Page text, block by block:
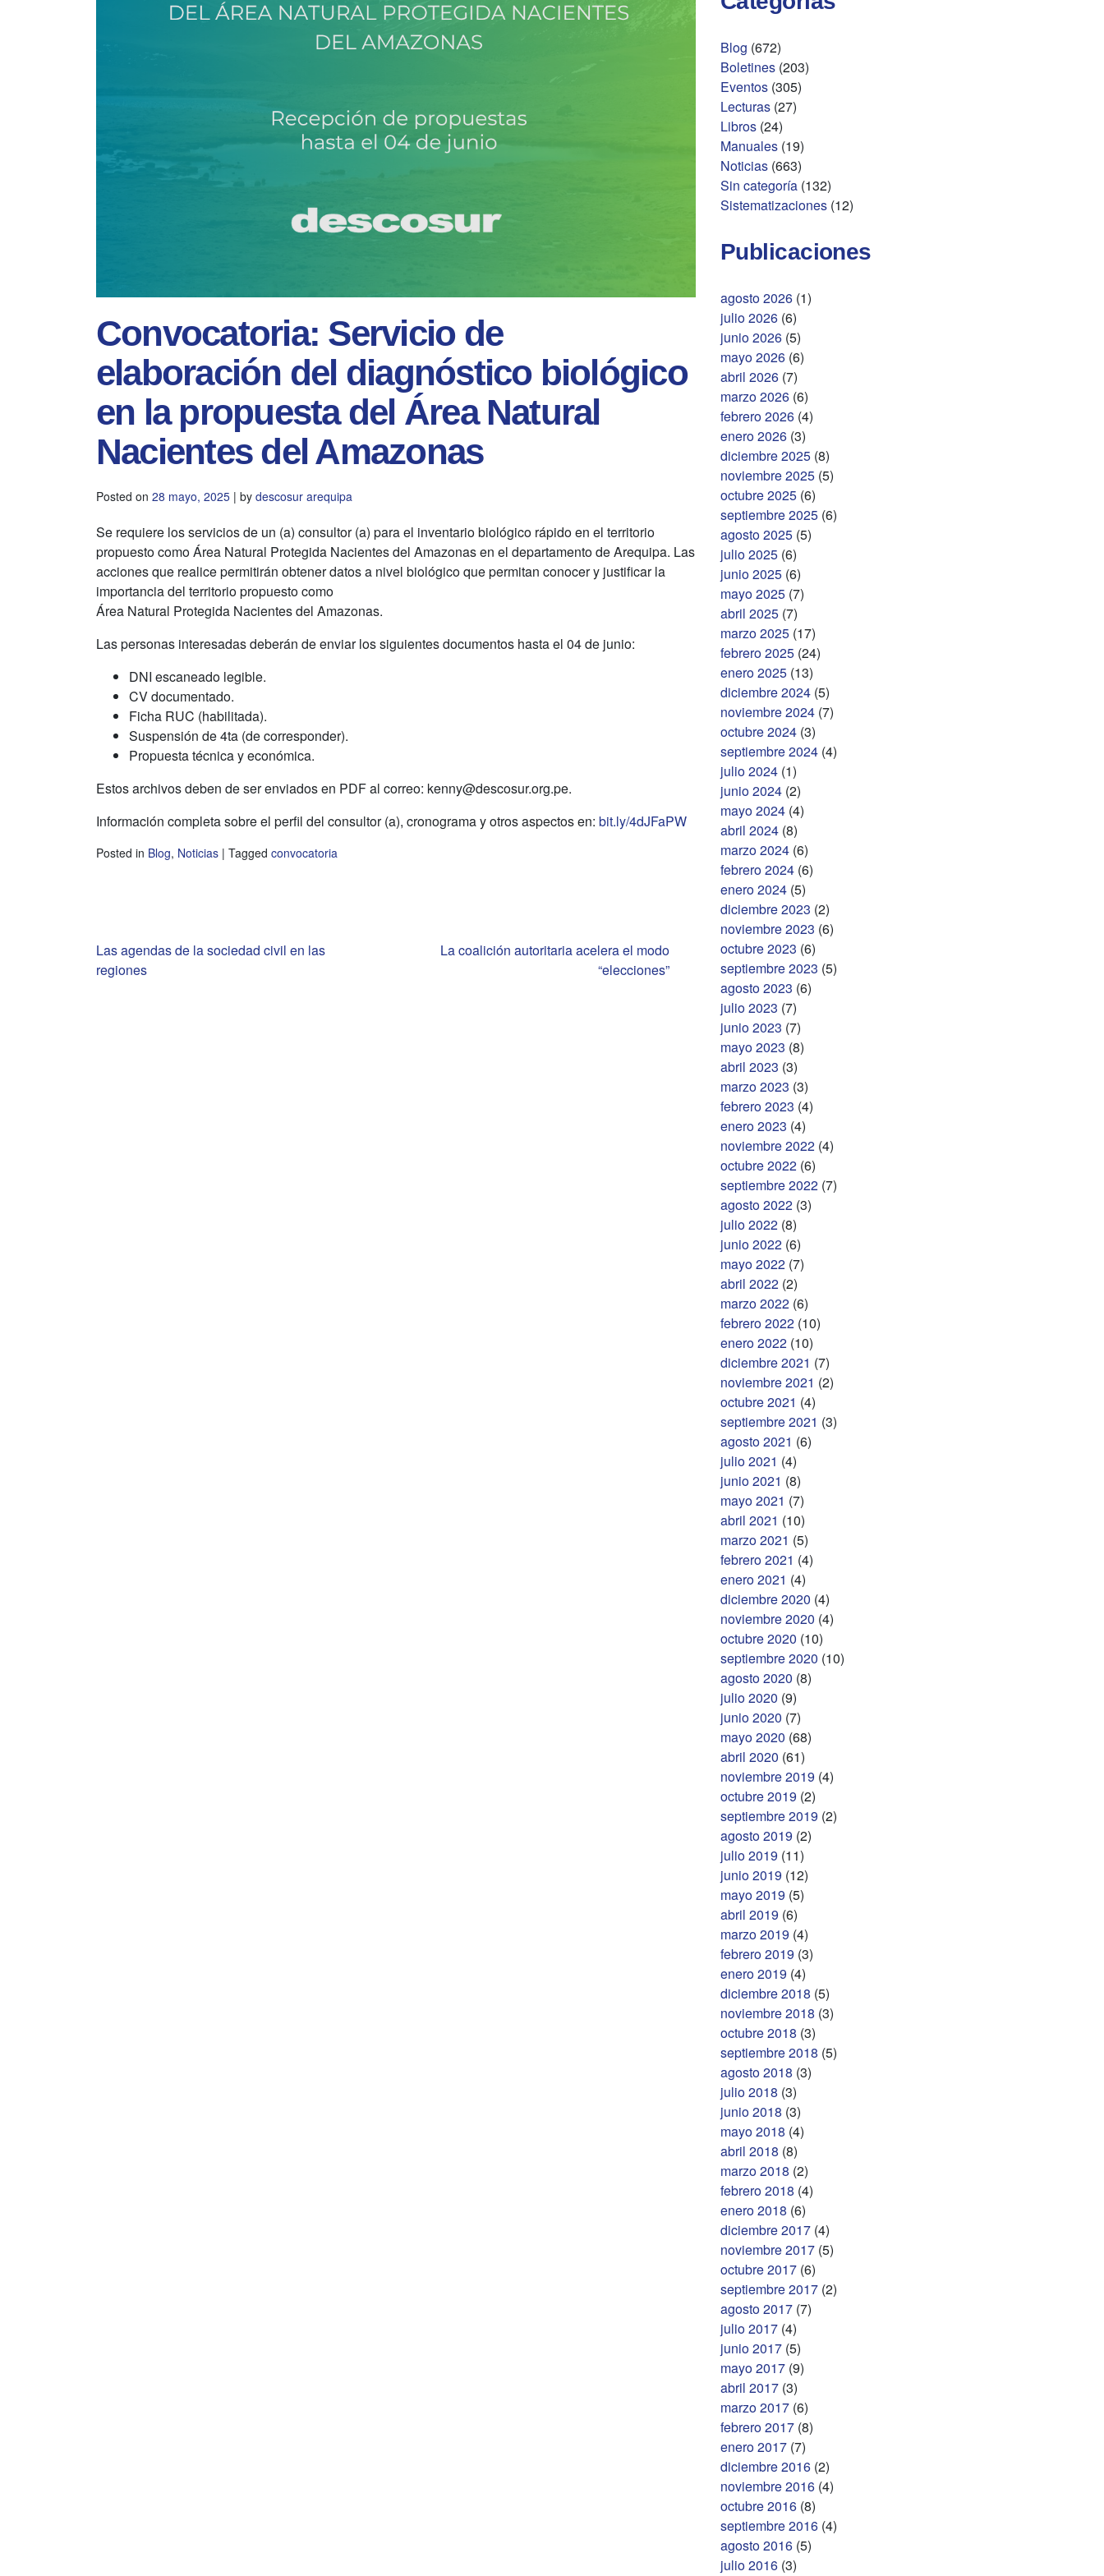
Convocatoria: Servicio de
elaboración del diagnóstico biológico
en la propuesta del Área Natural
Nacientes del Amazonas
Posted on 28 mayo, 2025 | by descosur arequipa
Se requiere los servicios de un (a) consultor (a) para el inventario biológico rápido en el territorio
propuesto como Área Natural Protegida Nacientes del Amazonas en el departamento de Arequipa. Las
acciones que realice permitirán obtener datos a nivel biológico que permitan conocer y justificar la
importancia del territorio propuesto como
Área Natural Protegida Nacientes del Amazonas.
Las personas interesadas deberán de enviar los siguientes documentos hasta el 04 de junio:
DNI escaneado legible.
CV documentado.
Ficha RUC (habilitada).
Suspensión de 4ta (de corresponder).
Propuesta técnica y económica.
Estos archivos deben de ser enviados en PDF al correo: kenny@descosur.org.pe.
Información completa sobre el perfil del consultor (a), cronograma y otros aspectos en: bit.ly/4dJFaPW
Posted in Blog, Noticias | Tagged convocatoria
Navegación
Las agendas de la sociedad civil en las
regiones
La coalición autoritaria acelera el modo
“elecciones”
Blog (672)
Boletines (203)
Eventos (305)
Lecturas (27)
Libros (24)
Manuales (19)
Noticias (663)
Sin categoría (132)
Sistematizaciones (12)
Publicaciones
agosto 2026 (1)
julio 2026 (6)
junio 2026 (5)
mayo 2026 (6)
abril 2026 (7)
marzo 2026 (6)
febrero 2026 (4)
enero 2026 (3)
diciembre 2025 (8)
noviembre 2025 (5)
octubre 2025 (6)
septiembre 2025 (6)
agosto 2025 (5)
julio 2025 (6)
junio 2025 (6)
mayo 2025 (7)
abril 2025 (7)
marzo 2025 (17)
febrero 2025 (24)
enero 2025 (13)
diciembre 2024 (5)
noviembre 2024 (7)
octubre 2024 (3)
septiembre 2024 (4)
julio 2024 (1)
junio 2024 (2)
mayo 2024 (4)
abril 2024 (8)
marzo 2024 (6)
febrero 2024 (6)
enero 2024 (5)
diciembre 2023 (2)
noviembre 2023 (6)
octubre 2023 (6)
septiembre 2023 (5)
agosto 2023 (6)
julio 2023 (7)
junio 2023 (7)
mayo 2023 (8)
abril 2023 (3)
marzo 2023 (3)
febrero 2023 (4)
enero 2023 (4)
noviembre 2022 (4)
octubre 2022 (6)
septiembre 2022 (7)
agosto 2022 (3)
julio 2022 (8)
junio 2022 (6)
mayo 2022 (7)
abril 2022 (2)
marzo 2022 (6)
febrero 2022 (10)
enero 2022 (10)
diciembre 2021 (7)
noviembre 2021 (2)
octubre 2021 (4)
septiembre 2021 (3)
agosto 2021 (6)
julio 2021 (4)
junio 2021 (8)
mayo 2021 (7)
abril 2021 (10)
marzo 2021 (5)
febrero 2021 (4)
enero 2021 (4)
diciembre 2020 (4)
noviembre 2020 (4)
octubre 2020 (10)
septiembre 2020 (10)
agosto 2020 (8)
julio 2020 (9)
junio 2020 (7)
mayo 2020 (68)
abril 2020 (61)
noviembre 2019 (4)
octubre 2019 (2)
septiembre 2019 (2)
agosto 2019 (2)
julio 2019 (11)
junio 2019 (12)
mayo 2019 (5)
abril 2019 (6)
marzo 2019 (4)
febrero 2019 (3)
enero 2019 (4)
diciembre 2018 (5)
noviembre 2018 (3)
octubre 2018 (3)
septiembre 2018 (5)
agosto 2018 (3)
julio 2018 (3)
junio 2018 (3)
mayo 2018 (4)
abril 2018 (8)
marzo 2018 (2)
febrero 2018 (4)
enero 2018 (6)
diciembre 2017 (4)
noviembre 2017 (5)
octubre 2017 (6)
septiembre 2017 (2)
agosto 2017 (7)
julio 2017 (4)
junio 2017 (5)
mayo 2017 (9)
abril 2017 (3)
marzo 2017 (6)
febrero 2017 (8)
enero 2017 (7)
diciembre 2016 (2)
noviembre 2016 (4)
octubre 2016 (8)
septiembre 2016 (4)
agosto 2016 (5)
julio 2016 (3)